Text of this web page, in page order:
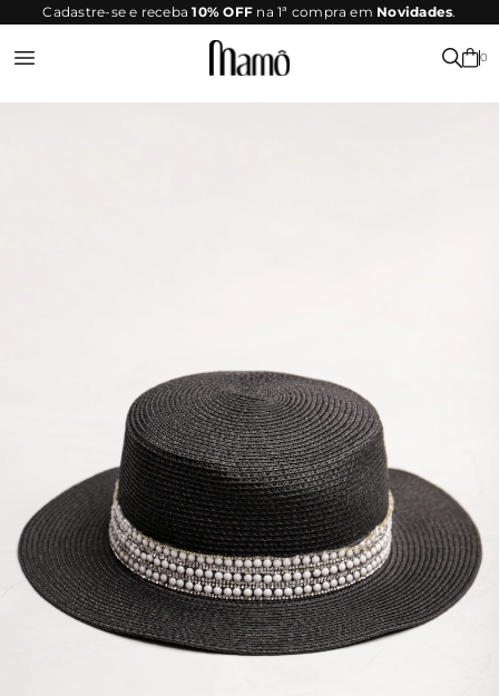
SITE
SEGURO
Cadastre-se e receba10% OFF na 1ª compra em Novidades.
0